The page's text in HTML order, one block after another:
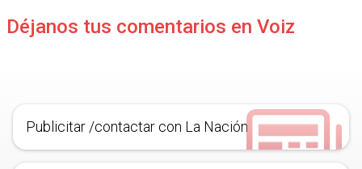
Déjanos tus comentarios en Voiz
Publicitar /contactar con La Nación